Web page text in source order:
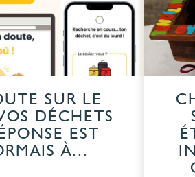
SUR LE
DÉCHETS
EST
À...